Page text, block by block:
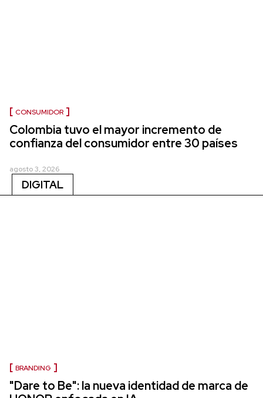
CONSUMIDOR
Colombia tuvo el mayor incremento de
confianza del consumidor entre 30 países
agosto 3, 2026
DIGITAL
BRANDING
"Dare to Be": la nueva identidad de marca de